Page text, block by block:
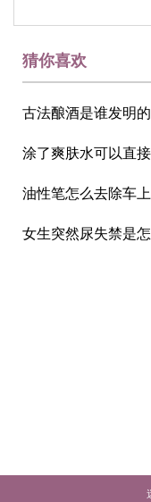
猜你喜欢
古法酿酒是谁发明的
涂了爽肤水可以直
油性笔怎么去除车
女生突然尿失禁是